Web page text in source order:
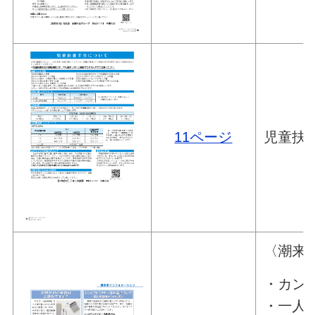
11ページ 児童扶
〈潮来
・カン
・一人